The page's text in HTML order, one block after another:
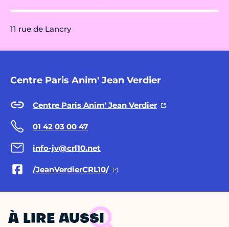
11 rue de Lancry
Centre Paris Anim' Jean Verdier
Centre Paris Anim' Jean Verdier
01 42 03 00 47
info-jv@crl10.net
/JeanVerdierCRL10/
À LIRE AUSSI